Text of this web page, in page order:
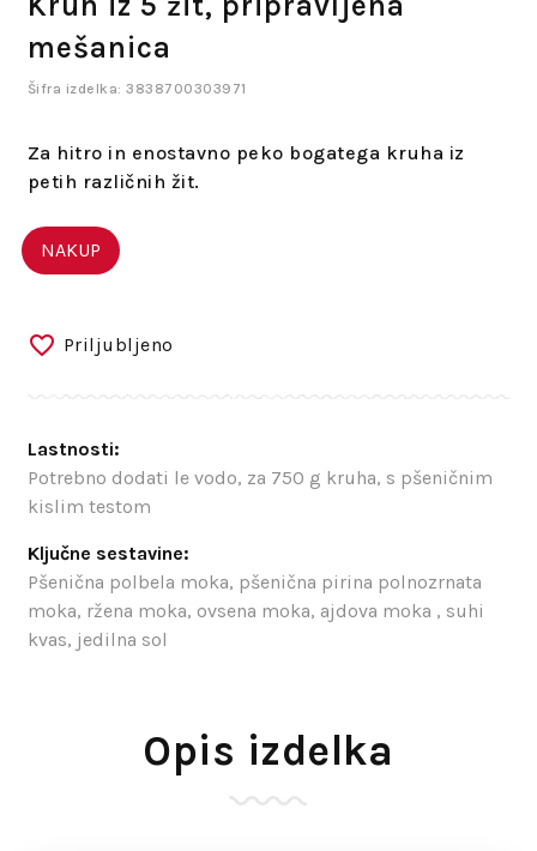
mešanica
Šifra izdelka: 3838700303971
Za hitro in enostavno peko bogatega kruha iz
petih različnih žit.
NAKUP
Priljubljeno
Lastnosti:
Potrebno dodati le vodo, za 750 g kruha, s pšeničnim
kislim testom
Ključne sestavine:
Pšenična polbela moka, pšenična pirina polnozrnata
moka, ržena moka, ovsena moka, ajdova moka , suhi
kvas, jedilna sol
Opis izdelka